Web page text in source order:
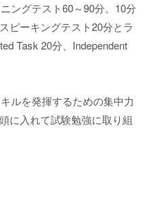
ングテスト60～90分。10分
ピーキングテスト20分とラ
Task 20分、Independent
ルを発揮するための集中力
に入れて試験勉強に取り組